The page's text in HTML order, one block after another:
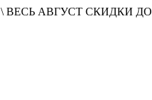
\ ВЕСЬ АВГУСТ СКИДКИ ДО